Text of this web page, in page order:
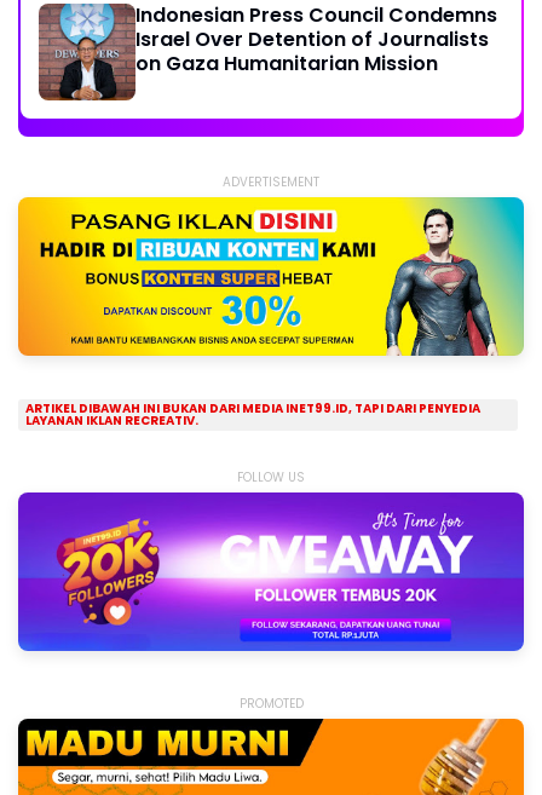
Indonesian Press Council Condemns
Israel Over Detention of Journalists
on Gaza Humanitarian Mission
ADVERTISEMENT
ARTIKEL DIBAWAH INI BUKAN DARI MEDIA INET99.ID, TAPI DARI PENYEDIA
LAYANAN IKLAN RECREATIV.
FOLLOW US
PROMOTED